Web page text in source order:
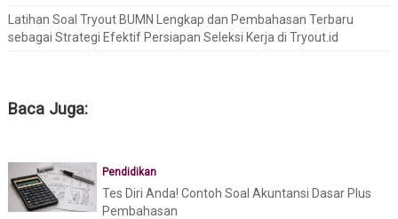
Latihan Soal Tryout BUMN Lengkap dan Pembahasan Terbaru
sebagai Strategi Efektif Persiapan Seleksi Kerja di Tryout.id
Baca Juga:
Pendidikan
Tes Diri Anda! Contoh Soal Akuntansi Dasar Plus
Pembahasan